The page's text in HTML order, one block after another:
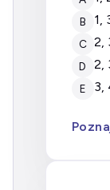
B
C
D
E